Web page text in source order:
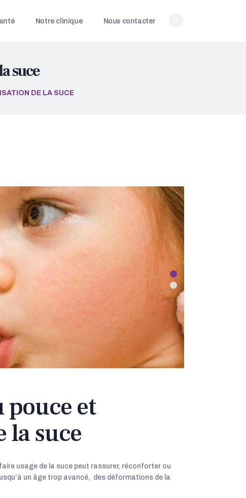
Notre clinique Nous contacter
suce
DE LA SUCE
pouce et
la suce
usage de la suce peut rassurer, réconforter ou
un âge trop avancé, des déformations de la